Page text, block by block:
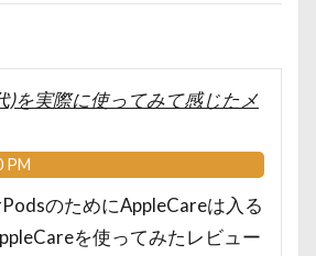
)を実際に使ってみて感じたメ
PM
のためにAppleCareは入る
を使ってみたレビュー